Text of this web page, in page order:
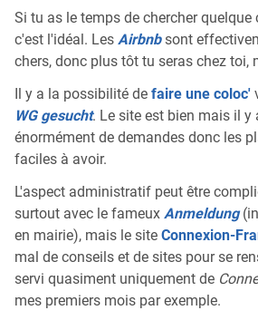
Si tu as le temps de chercher quelque
c'est l'idéal. Les Airbnbsont
chers, donc plus tôt tu seras chez toi,
Il y a la possibilité de faire une coloc'
WG gesucht. Le site est bien mais il y
énormément de demandes donc les
faciles à avoir.
L'aspect administratif peut être
surtout avec le fameux Anmeldung
en mairie), mais le site Connexion-
mal de conseils et de sites pour se
servi quasiment uniquement de
mes premiers mois par exemple.